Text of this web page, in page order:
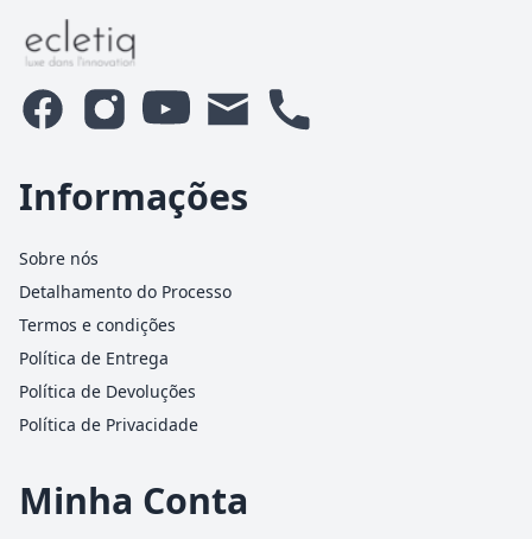
Informações
Sobre nós
Detalhamento do Processo
Termos e condições
Política de Entrega
Política de Devoluções
Política de Privacidade
Minha Conta